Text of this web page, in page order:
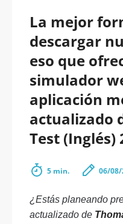
La mejor
descargar
eso que
simulador
aplicación
actualizado
Test (Inglés)
5 min. 06/08/
¿Estás planeando
actualizado de